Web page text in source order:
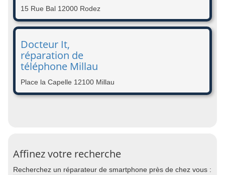
15 Rue Bal 12000 Rodez
Docteur It,
réparation de
téléphone Millau
Place la Capelle 12100 Millau
Affinez votre recherche
Recherchez un réparateur de smartphone près de chez vous :